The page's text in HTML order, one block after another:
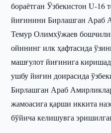
бораётган Ўзбекистон U-16
йиғинини Бирлашган Араб
Темур Олимхўжаев
ойининг илк ҳафтасида
машғулот йиғинига
ушбу йиғин доирасида
Бирлашган Араб
жамоасига қарши иккита
бўйича келишувга